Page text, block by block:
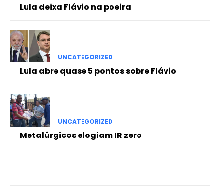
Lula deixa Flávio na poeira
UNCATEGORIZED
Lula abre quase 5 pontos sobre Flávio
UNCATEGORIZED
Metalúrgicos elogiam IR zero